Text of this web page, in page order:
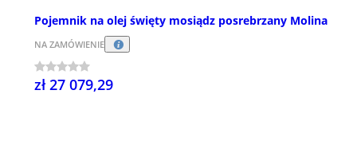
Pojemnik na olej święty mosiądz posrebrzany Molina
NA ZAMÓWIENIE
zł 27 079,29